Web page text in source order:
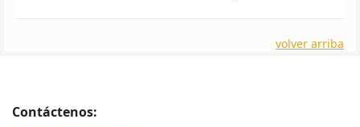
volver arriba
Contáctenos: